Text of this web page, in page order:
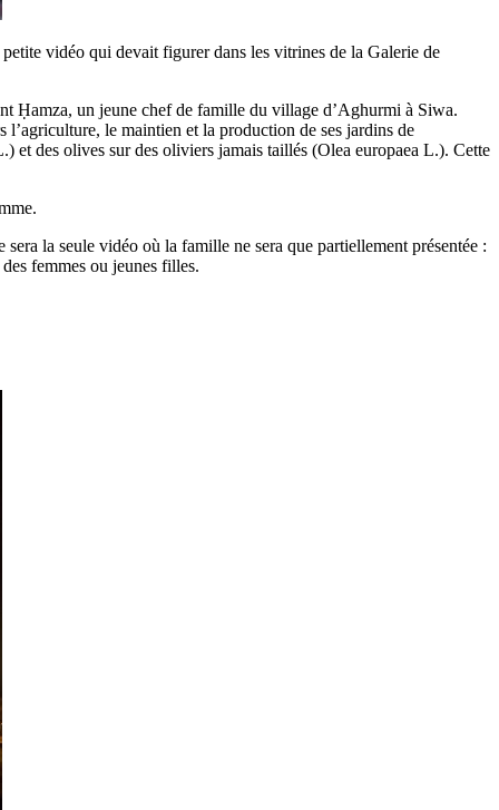
vidéo qui devait figurer dans les vitrines de la Galerie de
Ḥamza, un jeune chef de famille du village d’Aghurmi à Siwa.
le maintien et la production de ses jardins de
et des olives sur des oliviers jamais taillés (Olea europaea L.). Cette
la seule vidéo où la famille ne sera que partiellement présentée :
femmes ou jeunes filles.